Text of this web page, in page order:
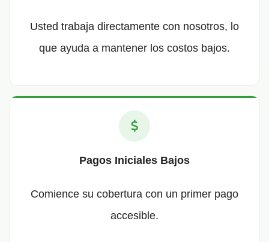
Usted trabaja directamente con nosotros, lo
que ayuda a mantener los costos bajos.
Pagos Iniciales Bajos
Comience su cobertura con un primer pago
accesible.